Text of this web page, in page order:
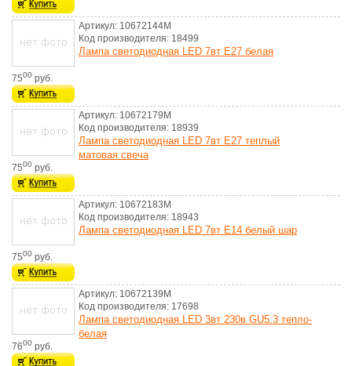
7500 руб.
Артикул: 10672144M
Код производителя: 18499
Лампа светодиодная LED 7вт Е27 белая
7500 руб.
Артикул: 10672179M
Код производителя: 18939
Лампа светодиодная LED 7вт E27 теплый
матовая свеча
7500 руб.
Артикул: 10672183M
Код производителя: 18943
Лампа светодиодная LED 7вт E14 белый шар
7600 руб.
Артикул: 10672139M
Код производителя: 17698
Лампа светодиодная LED 3вт 230в GU5.3 тепло-
белая